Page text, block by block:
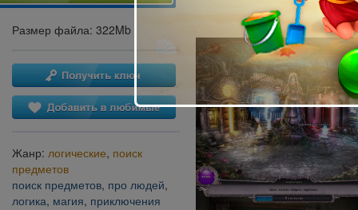
Размер файла: 322Mb
Жанр: логические, поиск
предметов
поиск предметов, про людей,
логика, магия, приключения